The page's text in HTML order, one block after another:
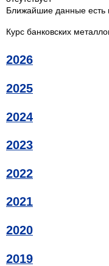
Ближайшие данные есть
Курс банковских
2026
2025
2024
2023
2022
2021
2020
2019